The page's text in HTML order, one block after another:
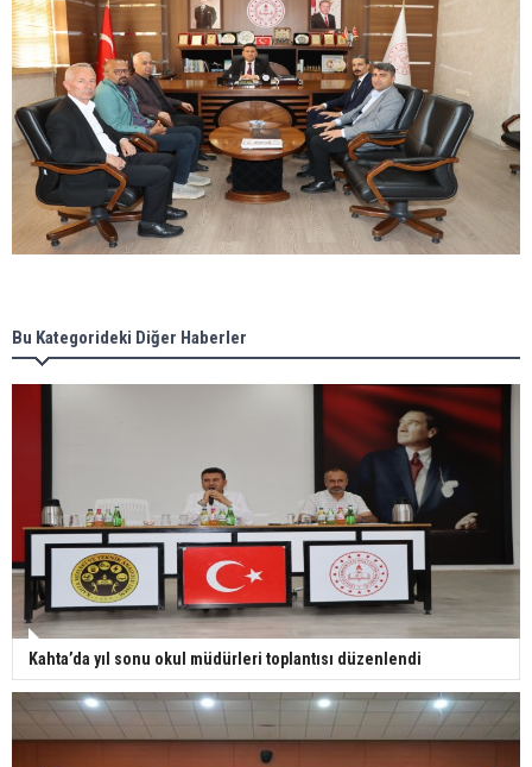
Bu Kategorideki Diğer Haberler
Kahta’da yıl sonu okul müdürleri toplantısı düzenlendi